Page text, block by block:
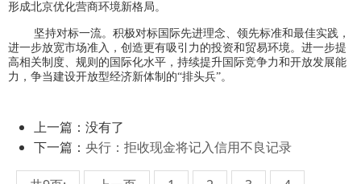
形成北京优化营商环境新格局。
坚持对标一流。积极对标国际先进理念、领先标准和最佳实践，
进一步放宽市场准入，创造更有吸引力的投资和贸易环境。进一步提
高相关制度、规则的国际化水平，持续提升国际竞争力和开放发展能
力，争当建设开放型经济新体制的“排头兵”。
上一篇：没有了
下一篇： 央行：拒收现金将记入信用不良记录